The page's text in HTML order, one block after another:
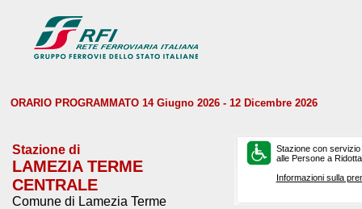
ORARIO PROGRAMMATO 14 Giugno 2026 - 12 Dicembre 2026
Stazione di
LAMEZIA TERME
CENTRALE
Comune di Lamezia Terme
Stazione con
alle Persone a
Informazioni sulla